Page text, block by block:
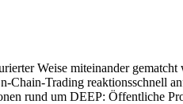
Weise miteinander
Chain-Trading reaktionsschnell
rund um DEEP: Öffentliche